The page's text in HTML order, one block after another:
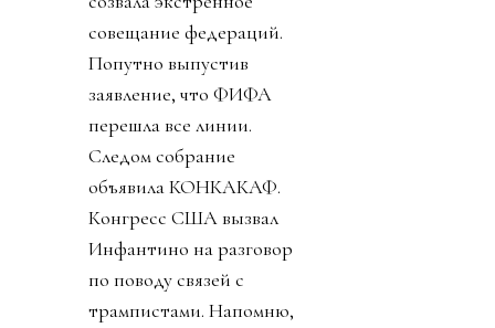
совещание федераций.
Попутно выпустив
заявление, что ФИФА
перешла все линии.
Следом собрание
объявила КОНКАКАФ.
Конгресс США вызвал
Инфантино на разговор
по поводу связей с
трампистами. Напомню,